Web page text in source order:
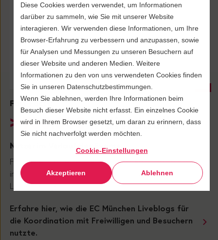
Diese Cookies werden verwendet, um Informationen
darüber zu sammeln, wie Sie mit unserer Website
interagieren. Wir verwenden diese Informationen, um Ihre
Browser-Erfahrung zu verbessern und anzupassen, sowie
für Analysen und Messungen zu unseren Besuchern auf
dieser Website und anderen Medien. Weitere
Informationen zu den von uns verwendeten Cookies finden
Sie in unseren Datenschutzbestimmungen.
Wenn Sie ablehnen, werden Ihre Informationen beim
Besuch dieser Website nicht erfasst. Ein einzelnes Cookie
wird in Ihrem Browser gesetzt, um daran zu erinnern, dass
Sie nicht nachverfolgt werden möchten.
Cookie-Einstellungen
Akzeptieren Ablehnen
athlete stories, funny happenstances, and the
EC 2022 mascot’s wild antics, reporters
shared close to 600 photos of what made
this event so unique
Fast Facts:
> 700.000 individuelle
Nutzer im Verlauf des Events
Freiwillige und Teilnehmer der European Championships
in München wurden mit unserer Software auf dem
Laufenden gehalten.
die Koordination mit Freiwilligen und Besuchern
nutzte.